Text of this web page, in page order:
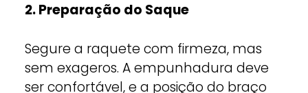
2. Preparação do Saque
Segure a raquete com firmeza, mas
sem exageros. A empunhadura deve
ser confortável, e a posição do braço